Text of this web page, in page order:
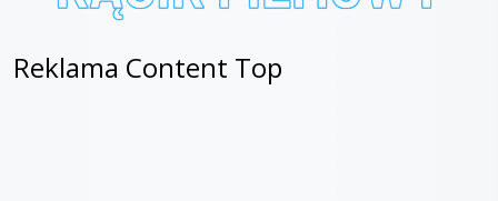
Reklama Content Top